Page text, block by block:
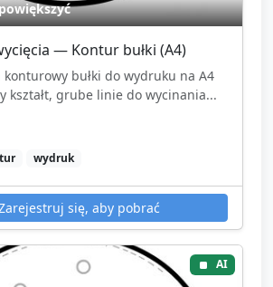
— Kontur bułki (A4)
konturowy bułki do wydruku na A4
kształt, grube linie do wycinania...
wydruk
się, aby pobrać
AI